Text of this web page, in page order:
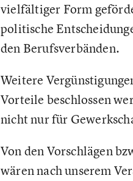
vielfältiger Form
politische
den Berufsverbänden.
Weitere
Vorteile beschlossen
nicht nur für
Von den Vorschlägen
wären nach unserem